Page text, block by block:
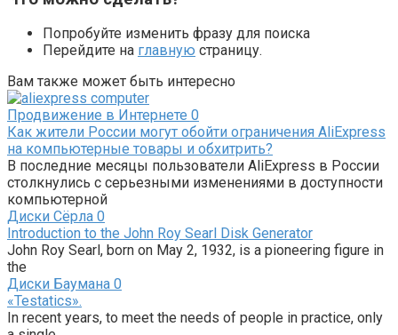
Попробуйте изменить фразу для поиска
Перейдите на главную страницу.
Вам также может быть интересно
Продвижение в Интернете 0
Как жители России могут обойти ограничения AliExpress
на компьютерные товары и обхитрить?
В последние месяцы пользователи AliExpress в России
столкнулись с серьезными изменениями в доступности
компьютерной
Диски Сёрла 0
Introduction to the John Roy Searl Disk Generator
John Roy Searl, born on May 2, 1932, is a pioneering figure in
the
Диски Баумана 0
«Testatics».
In recent years, to meet the needs of people in practice, only